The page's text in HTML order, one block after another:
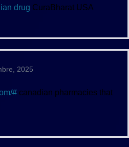
drug CuraBharat USA
2025
# canadian pharmacies that